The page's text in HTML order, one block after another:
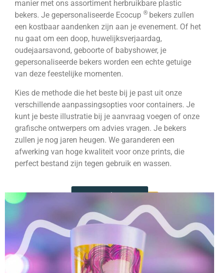
manier met ons assortiment herbruikbare plastic
bekers. Je gepersonaliseerde Ecocup ® bekers zullen
een kostbaar aandenken zijn aan je evenement. Of het
nu gaat om een doop, huwelijksverjaardag,
oudejaarsavond, geboorte of babyshower, je
gepersonaliseerde bekers worden een echte getuige
van deze feestelijke momenten.
Kies de methode die het beste bij je past uit onze
verschillende aanpassingsopties voor containers. Je
kunt je beste illustratie bij je aanvraag voegen of onze
grafische ontwerpers om advies vragen. Je bekers
zullen je nog jaren heugen. We garanderen een
afwerking van hoge kwaliteit voor onze prints, die
perfect bestand zijn tegen gebruik en wassen.
Personalisatie >